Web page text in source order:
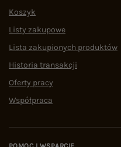
Koszyk
Listy zakupowe
Lista zakupionych produktów
Historia transakcji
Oferty pracy
Współpraca